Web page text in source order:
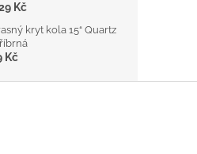
Kč
kryt kola 15“ Quartz
Kč